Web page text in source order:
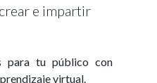
e impartir
para tu público con
virtual.